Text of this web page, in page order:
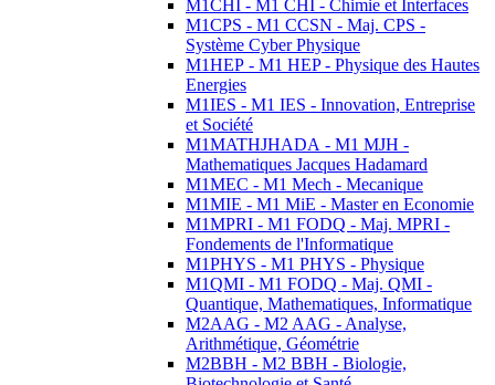
M1CHI - M1 CHI - Chimie et Interfaces
M1CPS - M1 CCSN - Maj. CPS -
Système Cyber Physique
M1HEP - M1 HEP - Physique des Hautes
Energies
M1IES - M1 IES - Innovation, Entreprise
et Société
M1MATHJHADA - M1 MJH -
Mathematiques Jacques Hadamard
M1MEC - M1 Mech - Mecanique
M1MIE - M1 MiE - Master en Economie
M1MPRI - M1 FODQ - Maj. MPRI -
Fondements de l'Informatique
M1PHYS - M1 PHYS - Physique
M1QMI - M1 FODQ - Maj. QMI -
Quantique, Mathematiques, Informatique
M2AAG - M2 AAG - Analyse,
Arithmétique, Géométrie
M2BBH - M2 BBH - Biologie,